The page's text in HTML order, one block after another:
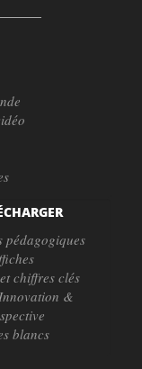
pédagogiques
chiffres clés
&
blancs